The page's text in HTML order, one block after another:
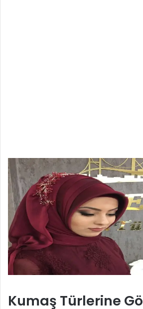
Kumaş Türlerine